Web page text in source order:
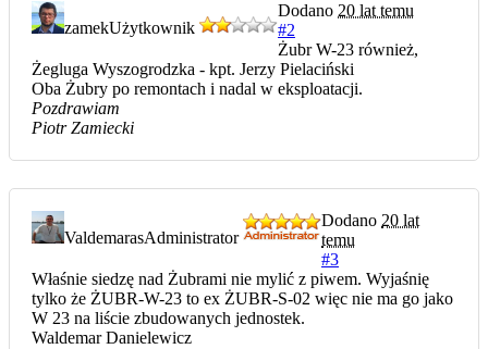
zamekUżytkownik
Dodano 20 lat temu
#2
Żubr W-23 również,
Żegluga Wyszogrodzka - kpt. Jerzy Pielaciński
Oba Żubry po remontach i nadal w eksploatacji.
Pozdrawiam
Piotr Zamiecki
ValdemarasAdministrator
Dodano 20 lat
temu
#3
Właśnie siedzę nad Żubrami nie mylić z piwem. Wyjaśnię
tylko że ŻUBR-W-23 to ex ŻUBR-S-02 więc nie ma go jako
W 23 na liście zbudowanych jednostek.
Waldemar Danielewicz